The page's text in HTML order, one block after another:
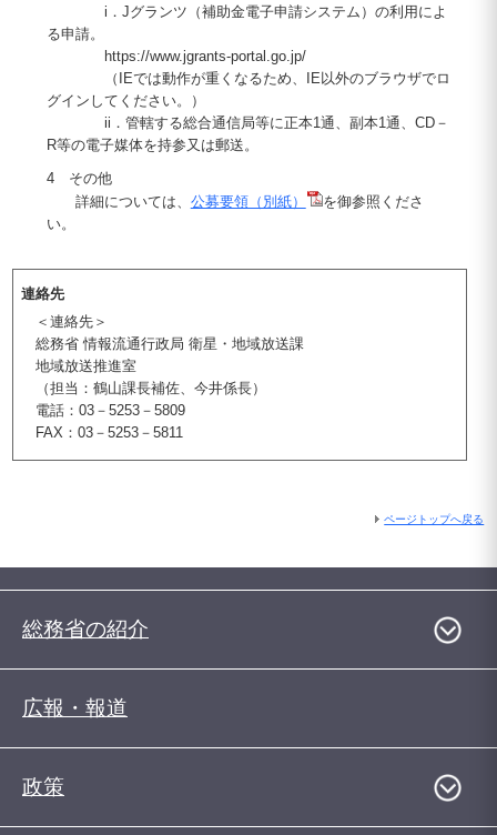
i．Jグランツ（補助金電子申請システム）の利用によ
る申請。
https://www.jgrants-portal.go.jp/
（IEでは動作が重くなるため、IE以外のブラウザでロ
グインしてください。）
ii．管轄する総合通信局等に正本1通、副本1通、CD－
R等の電子媒体を持参又は郵送。
4 その他
詳細については、 公募要領（別紙）
を御参照くださ
い。
連絡先
＜連絡先＞
総務省 情報流通行政局 衛星・地域放送課
地域放送推進室
（担当：鶴山課長補佐、今井係長）
電話：03－5253－5809
FAX：03－5253－5811
ページトップへ戻る
総務省の紹介
広報・報道
政策